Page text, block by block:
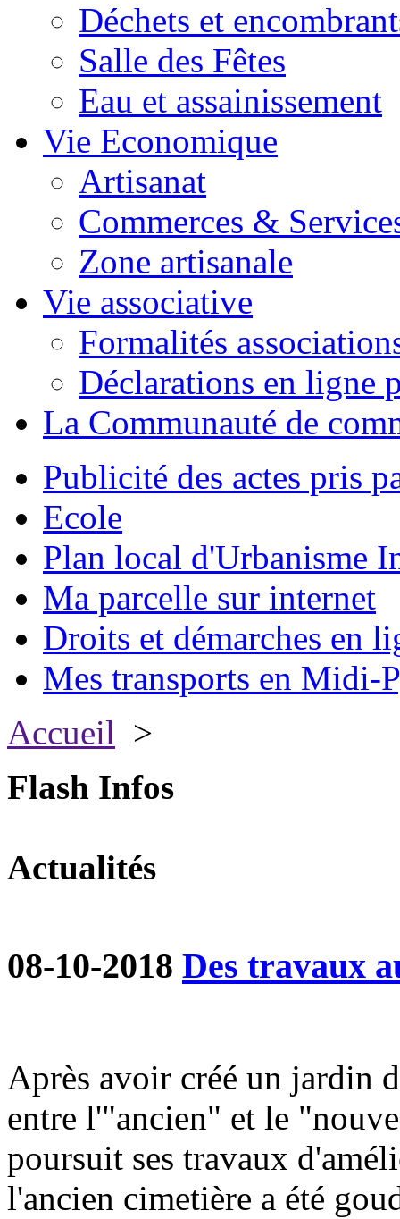
Déchets et
Salle des Fêtes
Eau et assainissement
Vie Economique
Artisanat
Commerces &
Zone artisanale
Vie associative
Formalités
Déclarations en ligne
La Communauté de
Publicité des actes pris
Ecole
Plan local d'Urbanisme
Ma parcelle sur internet
Droits et démarches en
Mes transports en Midi-
Accueil >
Flash Infos
Actualités
08-10-2018 Des travaux
Après avoir créé un jardin
entre l'"ancien" et le
poursuit ses travaux
l'ancien cimetière a été